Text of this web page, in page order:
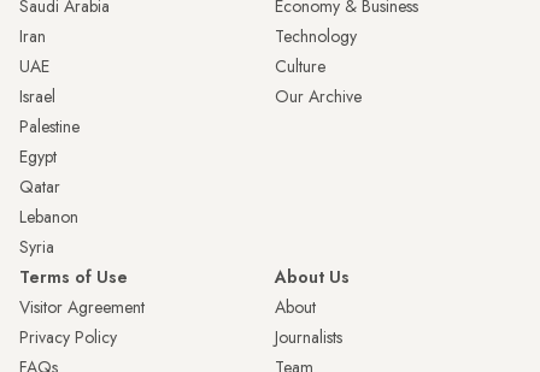
Saudi Arabia
Iran
UAE
Israel
Palestine
Egypt
Qatar
Lebanon
Syria
Economy & Business
Technology
Culture
Our Archive
Terms of Use
Visitor Agreement
Privacy Policy
FAQs
About Us
About
Journalists
Team